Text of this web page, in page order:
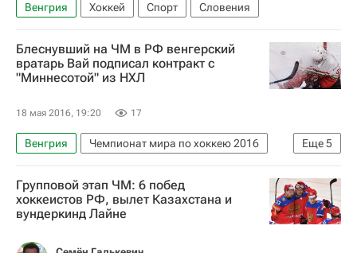
Венгрия Хоккей Спорт Словения
Блеснувший на ЧМ в РФ венгерский
вратарь Вай подписал контракт с
"Миннесотой" из НХЛ
18 мая 2016, 19:20 17
Еще5
Венгрия
Чемпионат мира по хоккею 2016
Хоккей
Спорт
Чемпионат мира по хоккею
Национальная хоккейная лига (НХЛ)
Миннесота Уайлд
Групповой этап ЧМ: 6 побед
хоккеистов РФ, вылет Казахстана и
вундеркинд Лайне